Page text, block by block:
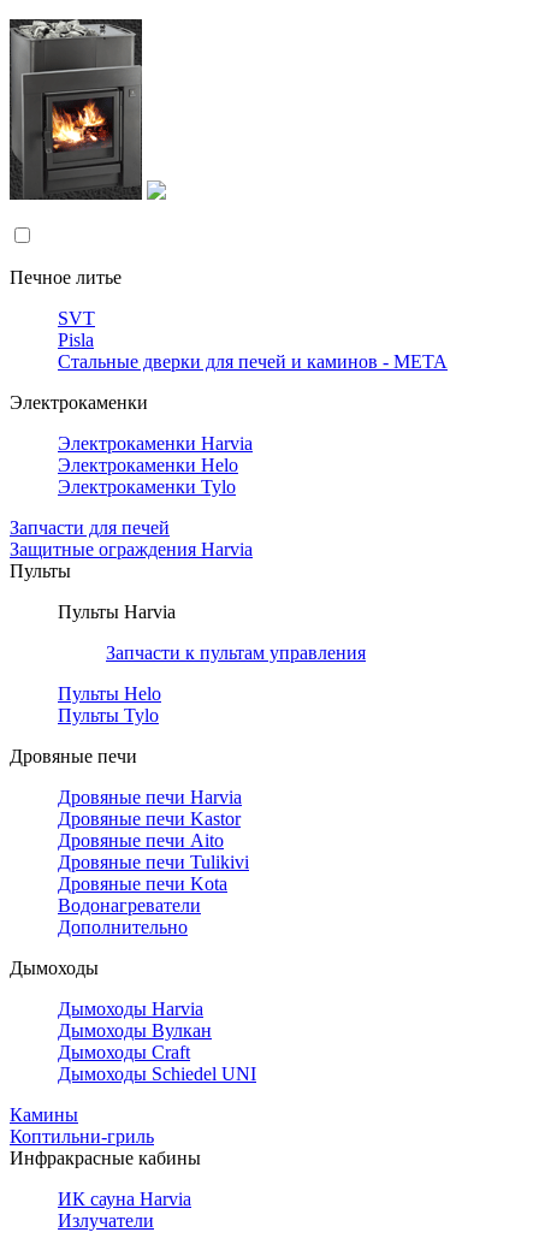
Печное литье
SVT
Pisla
Стальные дверки для печей и каминов - META
Электрокаменки
Электрокаменки Harvia
Электрокаменки Helo
Электрокаменки Tylo
Запчасти для печей
Защитные ограждения Harvia
Пульты
Пульты Harvia
Запчасти к пультам управления
Пульты Helo
Пульты Tylo
Дровяные печи
Дровяные печи Harvia
Дровяные печи Kastor
Дровяные печи Aito
Дровяные печи Tulikivi
Дровяные печи Kota
Водонагреватели
Дополнительно
Дымоходы
Дымоходы Harvia
Дымоходы Вулкан
Дымоходы Craft
Дымоходы Schiedel UNI
Камины
Коптильни-гриль
Инфракрасные кабины
ИК сауна Harvia
Излучатели